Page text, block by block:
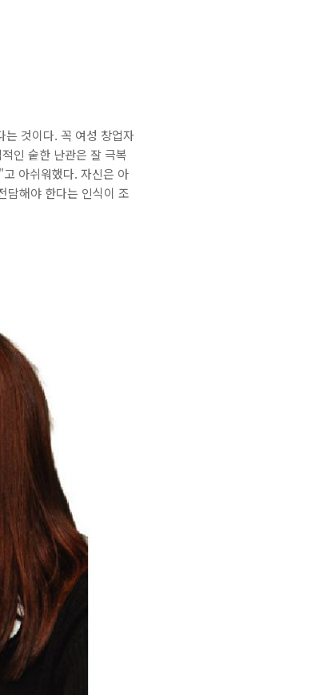
는 것이다. 꼭 여성 창업자
인 숱한 난관은 잘 극복
아쉬워했다. 자신은 아
담해야 한다는 인식이 조